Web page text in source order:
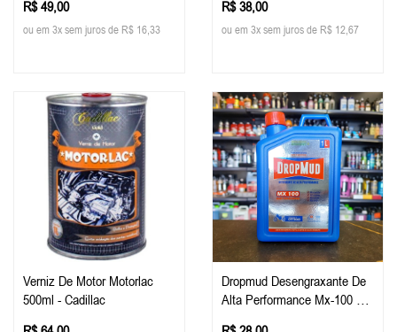
Até 1:10 - Easy Tech
R$ 49,00
ou em 3x sem juros de R$ 16,33
R$ 38,00
ou em 3x sem juros de R$ 12,67
Verniz De Motor Motorlac
500ml - Cadillac
Dropmud Desengraxante De
Alta Performance Mx-100 1